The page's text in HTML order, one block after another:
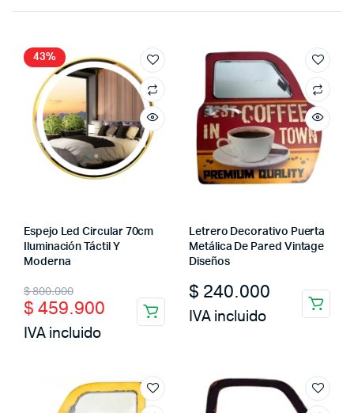
43%
Espejo Led Circular 70cm
Iluminación Táctil Y
Moderna
$800.000
Original
price
was:
$ 459.900
Current
price
is:
IVA incluido
Letrero Decorativo Puerta
Metálica De Pared Vintage
Diseños
$ 240.000
IVA incluido